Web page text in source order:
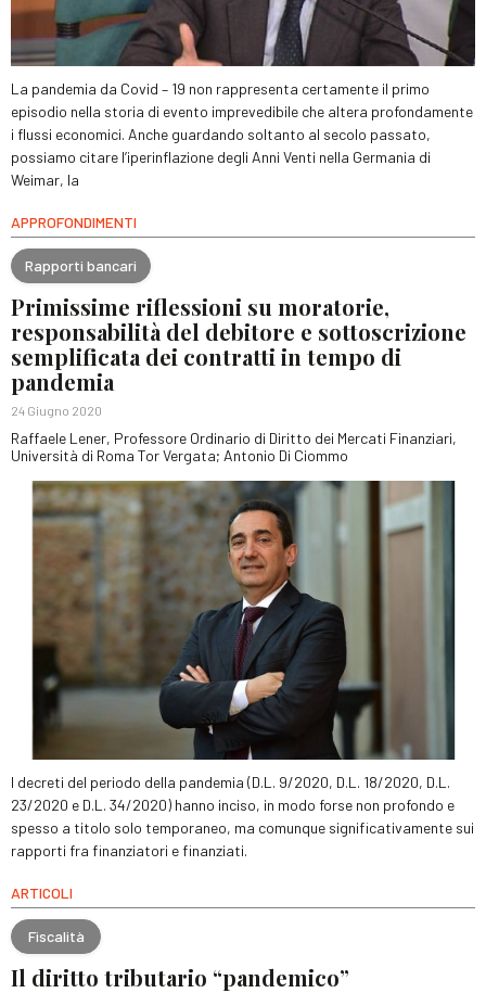
La pandemia da Covid – 19 non rappresenta certamente il primo
episodio nella storia di evento imprevedibile che altera profondamente
i flussi economici. Anche guardando soltanto al secolo passato,
possiamo citare l’iperinflazione degli Anni Venti nella Germania di
Weimar, la
APPROFONDIMENTI
Rapporti bancari
Primissime riflessioni su moratorie,
responsabilità del debitore e sottoscrizione
semplificata dei contratti in tempo di
pandemia
24 Giugno 2020
Raffaele Lener, Professore Ordinario di Diritto dei Mercati Finanziari,
Università di Roma Tor Vergata; Antonio Di Ciommo
I decreti del periodo della pandemia (D.L. 9/2020, D.L. 18/2020, D.L.
23/2020 e D.L. 34/2020) hanno inciso, in modo forse non profondo e
spesso a titolo solo temporaneo, ma comunque significativamente sui
rapporti fra finanziatori e finanziati.
ARTICOLI
Fiscalità
Il diritto tributario “pandemico”